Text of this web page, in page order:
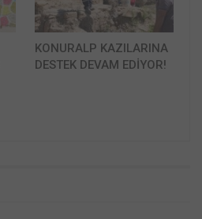
KONURALP KAZILARINA
DESTEK DEVAM EDİYOR!